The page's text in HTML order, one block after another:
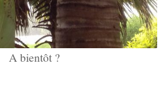
A bientôt ?